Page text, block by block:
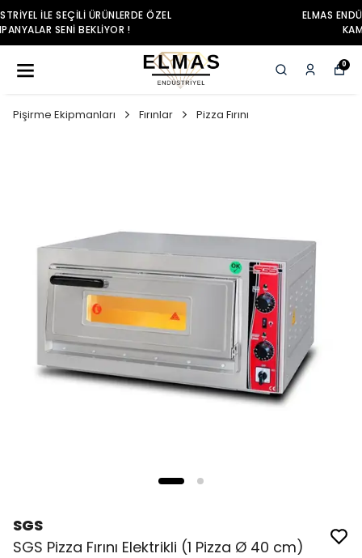
ELMAS ENDÜSTRIYEL ILE SEÇILI ÜRÜNLERDE ÖZEL
KAMPANYALAR SENI BEKLIYOR !
0
Pişirme Ekipmanları Fırınlar Pizza Fırını
SGS
SGS Pizza Fırını Elektrikli (1 Pizza Ø 40 cm)